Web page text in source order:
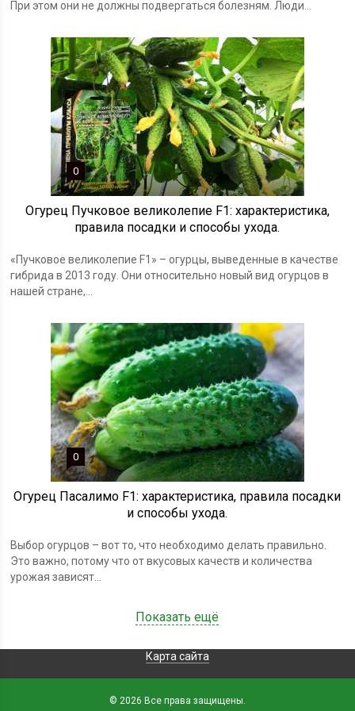
При этом они не должны подвергаться болезням. Люди...
0
Огурец Пучковое великолепие F1: характеристика,
правила посадки и способы ухода.
«Пучковое великолепие F1» – огурцы, выведенные в качестве
гибрида в 2013 году. Они относительно новый вид огурцов в
нашей стране,...
0
Огурец Пасалимо F1: характеристика, правила посадки
и способы ухода.
Выбор огурцов – вот то, что необходимо делать правильно.
Это важно, потому что от вкусовых качеств и количества
урожая зависят...
Показать ещё
Карта сайта
© 2026 Все права защищены.